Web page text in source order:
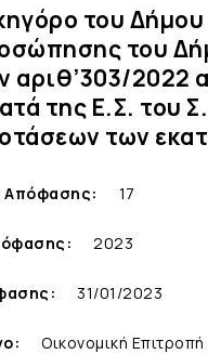
του Δήμου
του
αριθ’303/
της Ε.Σ. του
των
Απόφασης: 17
2023
31/01/2023
Οικονομική Επιτροπή